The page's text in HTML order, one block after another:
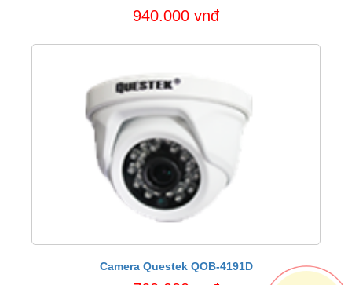
940.000 vnđ
Camera Questek QOB-4191D